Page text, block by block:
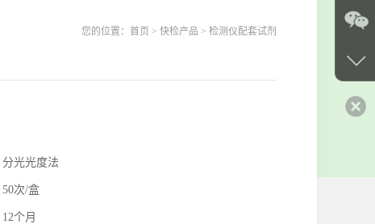
您的位置： 首页 > 快检产品 > 检测仪配套试剂
分光光度法
50次/盒
12个月